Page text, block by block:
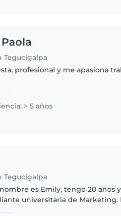
Tegucigalpa
profesional y me apasiona
> 5 años
Tegucigalpa
nombre es Emily, tengo 20 años
universitaria de Marketing.